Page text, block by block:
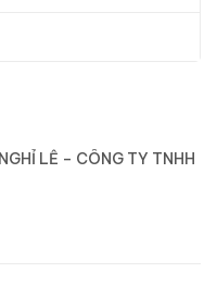
LỄ – CÔNG TY TNHH